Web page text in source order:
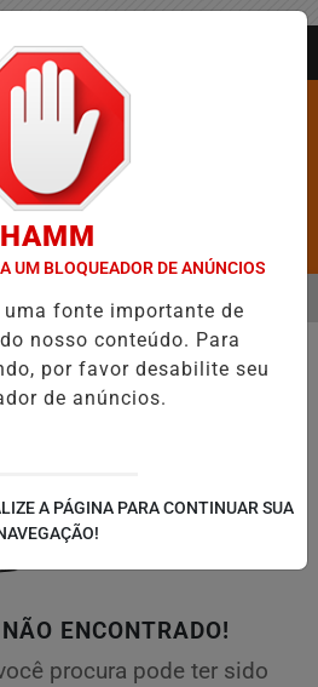
EM JEQUIÉ E REFORÇAMENU
ENCONTRADO!
procura pode ter sido
HAMM
UM BLOQUEADOR DE ANÚNCIOS
fonte importante de
nosso conteúdo. Para
por favor desabilite seu
de anúncios.
A PÁGINA PARA CONTINUAR SUA